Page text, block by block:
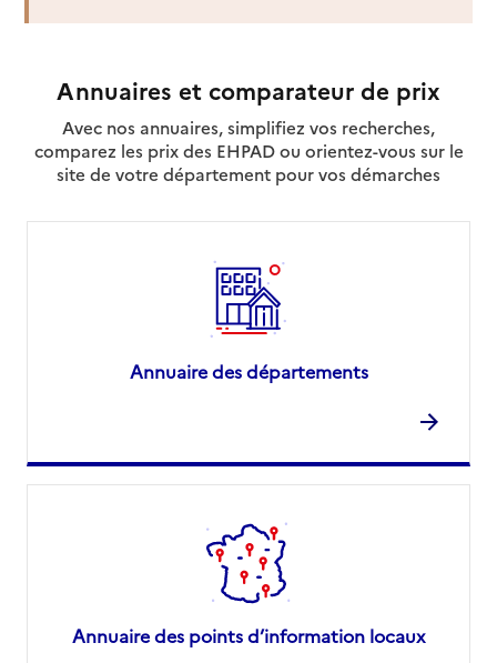
Annuaires et comparateur de prix
Avec nos annuaires, simplifiez vos recherches,
comparez les prix des EHPAD ou orientez-vous sur le
site de votre département pour vos démarches
Annuaire des départements
Annuaire des points d’information locaux